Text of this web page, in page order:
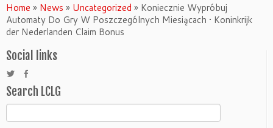
Home » News » Uncategorized » Koniecznie Wypróbuj
Automaty Do Gry W Poszczególnych Miesiącach • Koninkrijk
der Nederlanden Claim Bonus
Social links
Search LCLG
Search
for: